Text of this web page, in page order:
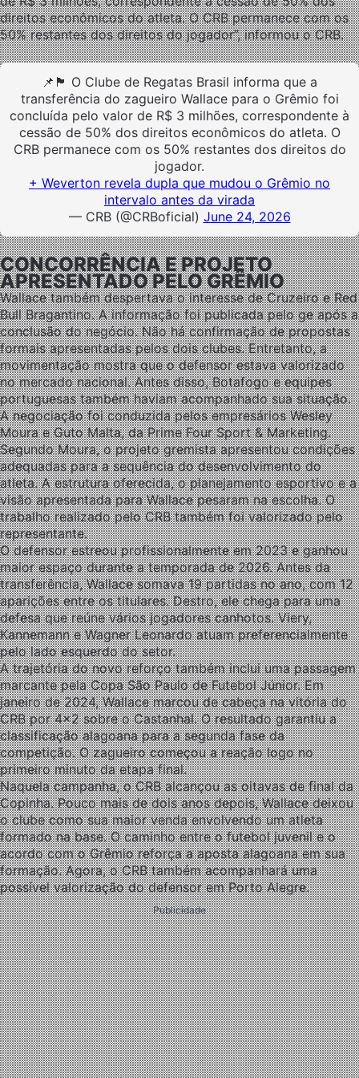
direitos econômicos do atleta. O CRB permanece com os
50% restantes dos direitos do jogador”, informou o CRB.
📌🏴󠁧󠁢󠁥󠁮󠁧󠁿 O Clube de Regatas Brasil informa que a
transferência do zagueiro Wallace para o Grêmio foi
concluída pelo valor de R$ 3 milhões, correspondente à
cessão de 50% dos direitos econômicos do atleta. O
CRB permanece com os 50% restantes dos direitos do
jogador.
+ Weverton revela dupla que mudou o Grêmio no
intervalo antes da virada
— CRB (@CRBoficial) June 24, 2026
CONCORRÊNCIA E PROJETO
APRESENTADO PELO GRÊMIO
Wallace também despertava o interesse de Cruzeiro e Red
Bull Bragantino. A informação foi publicada pelo ge após a
conclusão do negócio. Não há confirmação de propostas
formais apresentadas pelos dois clubes. Entretanto, a
movimentação mostra que o defensor estava valorizado
no mercado nacional. Antes disso, Botafogo e equipes
portuguesas também haviam acompanhado sua situação.
A negociação foi conduzida pelos empresários Wesley
Moura e Guto Malta, da Prime Four Sport & Marketing.
Segundo Moura, o projeto gremista apresentou condições
adequadas para a sequência do desenvolvimento do
atleta. A estrutura oferecida, o planejamento esportivo e a
visão apresentada para Wallace pesaram na escolha. O
trabalho realizado pelo CRB também foi valorizado pelo
representante.
O defensor estreou profissionalmente em 2023 e ganhou
maior espaço durante a temporada de 2026. Antes da
transferência, Wallace somava 19 partidas no ano, com 12
aparições entre os titulares. Destro, ele chega para uma
defesa que reúne vários jogadores canhotos. Viery,
Kannemann e Wagner Leonardo atuam preferencialmente
pelo lado esquerdo do setor.
A trajetória do novo reforço também inclui uma passagem
marcante pela Copa São Paulo de Futebol Júnior. Em
janeiro de 2024, Wallace marcou de cabeça na vitória do
CRB por 4×2 sobre o Castanhal. O resultado garantiu a
classificação alagoana para a segunda fase da
competição. O zagueiro começou a reação logo no
primeiro minuto da etapa final.
Naquela campanha, o CRB alcançou as oitavas de final da
Copinha. Pouco mais de dois anos depois, Wallace deixou
o clube como sua maior venda envolvendo um atleta
formado na base. O caminho entre o futebol juvenil e o
acordo com o Grêmio reforça a aposta alagoana em sua
formação. Agora, o CRB também acompanhará uma
possível valorização do defensor em Porto Alegre.
Publicidade